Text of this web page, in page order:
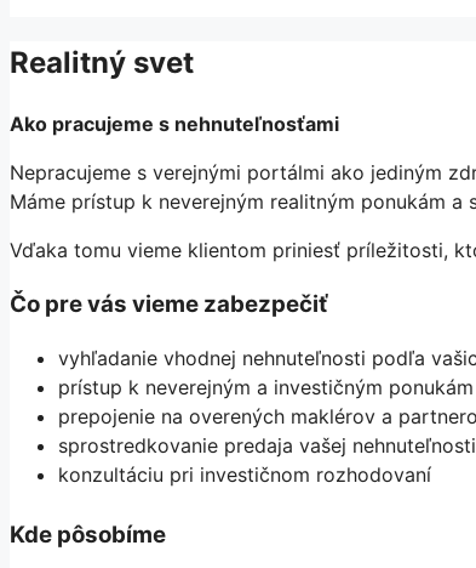
Realitný svet
Ako pracujeme s nehnuteľnosťami
Nepracujeme s verejnými portálmi ako jediným
Máme prístup k neverejným realitným ponukám
Vďaka tomu vieme klientom priniesť príležitosti,
Čo pre vás vieme zabezpečiť
vyhľadanie vhodnej nehnuteľnosti podľa
prístup k neverejným a investičným ponukám
prepojenie na overených maklérov a
sprostredkovanie predaja vašej nehnuteľnosti
konzultáciu pri investičnom rozhodovaní
Kde pôsobíme